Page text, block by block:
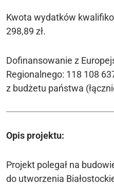
Kwota wydatków
298,89 zł.
Dofinansowanie z
Regionalnego: 118 108
z budżetu państwa
Opis projektu:
Projekt polegał na
do utworzenia